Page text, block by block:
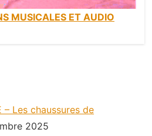
MUSICALES ET AUDIO
– Les chaussures de
2025